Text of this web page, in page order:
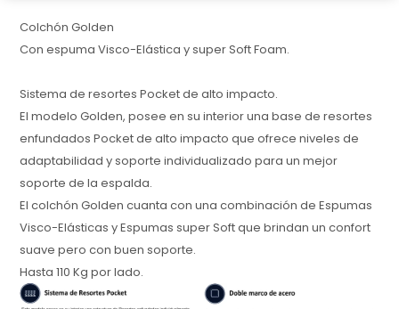
Colchón Golden
Con espuma Visco-Elástica y super Soft Foam.
Sistema de resortes Pocket de alto impacto.
El modelo Golden, posee en su interior una base de resortes
enfundados Pocket de alto impacto que ofrece niveles de
adaptabilidad y soporte individualizado para un mejor
soporte de la espalda.
El colchón Golden cuanta con una combinación de Espumas
Visco-Elásticas y Espumas super Soft que brindan un confort
suave pero con buen soporte.
Hasta 110 Kg por lado.